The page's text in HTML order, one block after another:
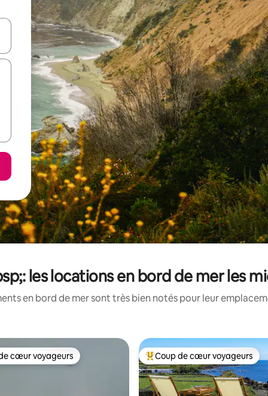
le haut et vers le bas pour les parcourir ou en appuyant et en
les locations en bord de mer les
en bord de mer sont très bien notés pour leur
cœur voyageurs les plus appréciés
cœur voyageurs Coups de cœur voyageurs les
Coup de cœur voyageurs